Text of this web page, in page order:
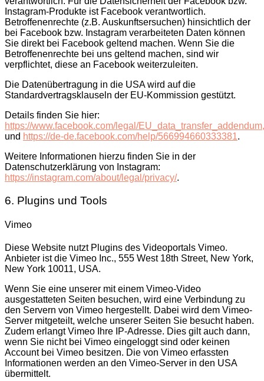
Instagram-Produkte ist Facebook verantwortlich.
Betroffenenrechte (z.B. Auskunftsersuchen) hinsichtlich der
bei Facebook bzw. Instagram verarbeiteten Daten können
Sie direkt bei Facebook geltend machen. Wenn Sie die
Betroffenenrechte bei uns geltend machen, sind wir
verpflichtet, diese an Facebook weiterzuleiten.
Die Datenübertragung in die USA wird auf die
Standardvertragsklauseln der EU-Kommission gestützt.
Details finden Sie hier:
https://www.facebook.com/legal/
und https://de-de.facebook.com/help/566994660333381.
Weitere Informationen hierzu finden Sie in der
Datenschutzerklärung von Instagram:
https://instagram.com/about/legal/privacy/.
6. Plugins und Tools
Vimeo
Diese Website nutzt Plugins des Videoportals Vimeo.
Anbieter ist die Vimeo Inc., 555 West 18th Street, New York,
New York 10011, USA.
Wenn Sie eine unserer mit einem Vimeo-Video
ausgestatteten Seiten besuchen, wird eine Verbindung zu
den Servern von Vimeo hergestellt. Dabei wird dem Vimeo-
Server mitgeteilt, welche unserer Seiten Sie besucht haben.
Zudem erlangt Vimeo Ihre IP-Adresse. Dies gilt auch dann,
wenn Sie nicht bei Vimeo eingeloggt sind oder keinen
Account bei Vimeo besitzen. Die von Vimeo erfassten
Informationen werden an den Vimeo-Server in den USA
übermittelt.